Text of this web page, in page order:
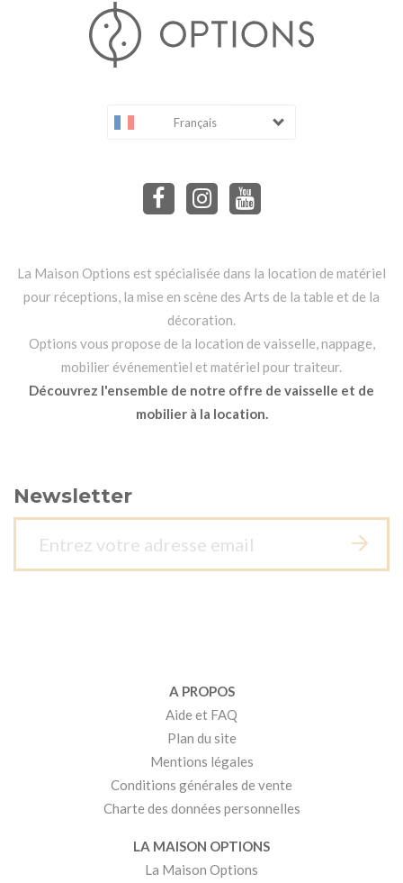
Français
La Maison Options est spécialisée dans la location de matériel
pour réceptions, la mise en scène des Arts de la table et de la
décoration.
Options vous propose de la location de vaisselle, nappage,
mobilier événementiel et matériel pour traiteur.
Découvrez l'ensemble de notre offre de vaisselle et de
mobilier à la location.
Newsletter
A PROPOS
Aide et FAQ
Plan du site
Mentions légales
Conditions générales de vente
Charte des données personnelles
LA MAISON OPTIONS
La Maison Options